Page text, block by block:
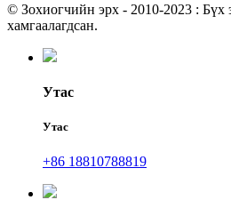
© Зохиогчийн эрх - 2010-2023 : Бүх
хамгаалагдсан.
Утас
Утас
+86 18810788819